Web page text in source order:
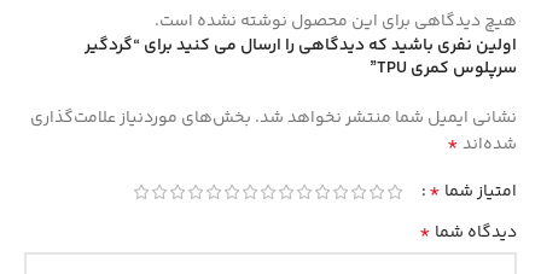
هیچ دیدگاهی برای این محصول نوشته نشده است.
اولین نفری باشید که دیدگاهی را ارسال می کنید برای “گردگیر
سرپلوس کمری TPU”
نشانی ایمیل شما منتشر نخواهد شد. بخش‌های موردنیاز علامت‌گذاری
شده‌اند*
امتیاز شما *
دیدگاه شما *